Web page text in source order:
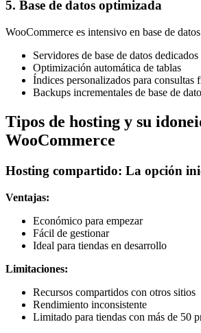
5. Base de datos optimizada
WooCommerce es intensivo en base de
Servidores de base de datos
Optimización automática de tablas
Índices personalizados para consultas
Backups incrementales de base de
Tipos de hosting y su
WooCommerce
Hosting compartido: La opción
Ventajas:
Económico para empezar
Fácil de gestionar
Ideal para tiendas en desarrollo
Limitaciones:
Recursos compartidos con otros sitios
Rendimiento inconsistente
Limitado para tiendas con más de 50